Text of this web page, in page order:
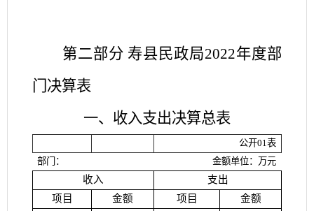
第二部分 寿县民政局2022年度部
门决算表
一、收入支出决算总表
公开01表
部门：
金额单位：万元
收入
支出
项目
金额 项目
金额